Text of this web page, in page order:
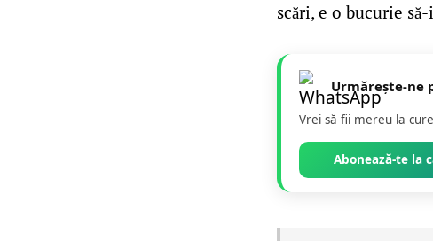
scări, e o bucurie
Urmărește-ne
Vrei să fii mereu la
Abonează-te la